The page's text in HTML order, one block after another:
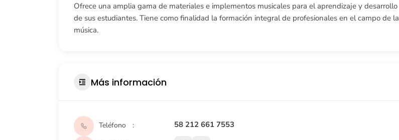
Ofrece una amplia gama de materiales e implementos musicales para el aprendizaje y desarrollo
de sus estudiantes. Tiene como finalidad la formación integral de profesionales en el campo de la
música.
Más información
Teléfono 58 212 661 7553